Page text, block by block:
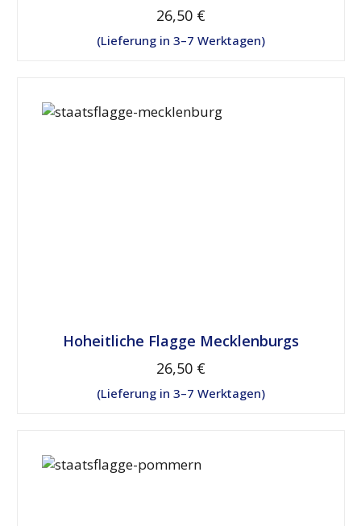
26,50 €
Lieferung in 3–7 Werktagen
Hoheitliche Flagge Mecklenburgs
26,50 €
Lieferung in 3–7 Werktagen